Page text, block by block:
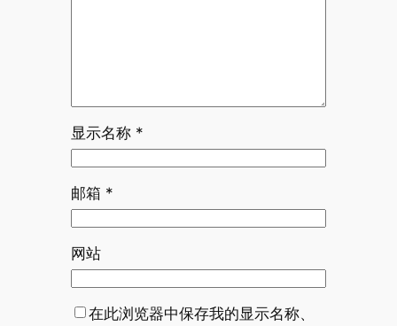
显示名称 *
邮箱 *
网站
在此浏览器中保存我的显示名称、